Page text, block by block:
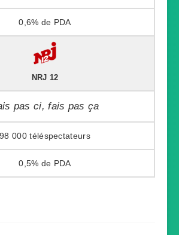
0,6%
NRJ 12
pas ci, fais pas ça
98 000
0,5%